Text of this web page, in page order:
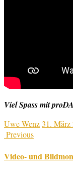
Viel Spass mit
Uwe Wenz31. März
Previous
Video- und